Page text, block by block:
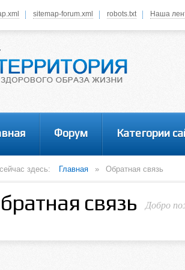
вас нет прав просматривать данное меню,
войдите на сайт под своим
или зарегестрируйтесь! Это позволит
sitemap-forum.xml robots.txt Наша
Форум Категории
здесь: Главная » Обратная связь
связь Добро